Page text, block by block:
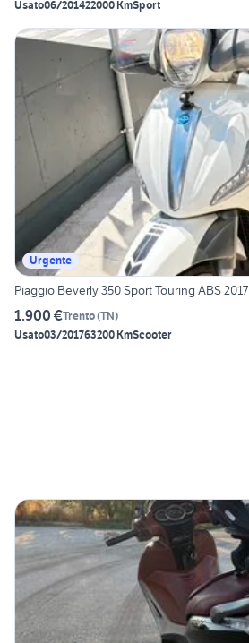
Usato06/201422000 KmSport
Urgente
Piaggio Beverly 350 Sport Touring ABS 2017
1.900 €Trento(TN)
Usato03/201763200 KmScooter